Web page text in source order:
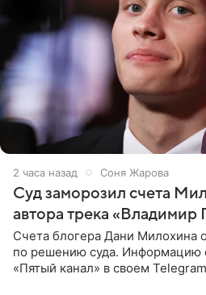
2 часа назад Соня Жарова
Суд заморозил счета
автора трека
Счета блогера Дани Милохина
по решению суда. Информацию
«Пятый канал» в своем